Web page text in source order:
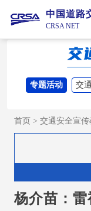
中国道路
CRSA NET
专题活动 交
首页 > 交通安全宣传
杨介苗：